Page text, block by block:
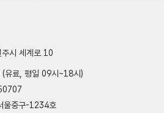
시 세계로 10
료, 평일 09시~18시)
울중구-1234호